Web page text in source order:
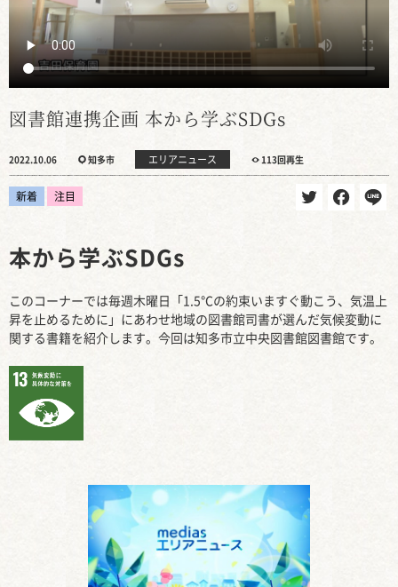
図書館連携企画 本から学ぶSDGs
2022.10.06 知多市 エリアニュース 113回再生
新着 注目
本から学ぶSDGs
このコーナーでは毎週木曜日「1.5℃の約束いますぐ動こう、気温上
昇を止めるために」にあわせ地域の図書館司書が選んだ気候変動に
関する書籍を紹介します。今回は知多市立中央図書館図書館です。